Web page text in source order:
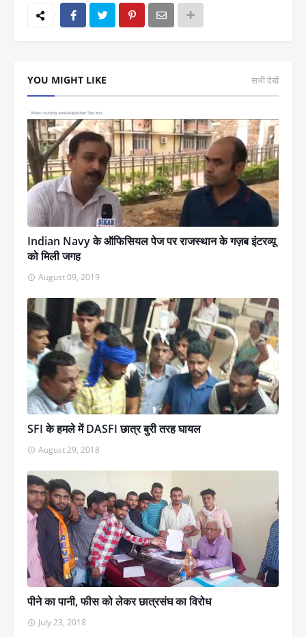
YOU MIGHT LIKE सभी देखें
Indian Navy के ऑफिसियल पेज पर राजस्थान के गज़ब इंटरव्यू
को मिली जगह
August 09, 2019
SFI के हमले में DASFI छात्र बुरी तरह घायल
August 29, 2018
पीने का पानी, फीस को लेकर छात्रसंघ का विरोध
July 23, 2018